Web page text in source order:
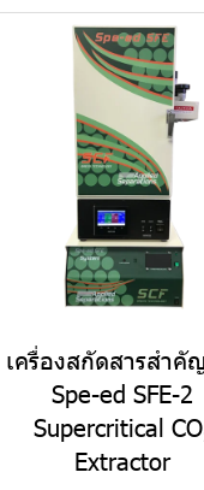
เครื่องสกัดสารสำคั
Spe-ed SFE-2
Supercritical
Extractor